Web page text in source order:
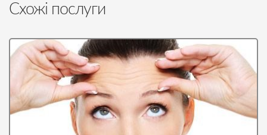
Схожі послуги